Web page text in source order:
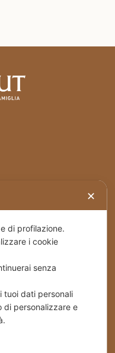
Passione di Famiglia
SS 576 Naro
✕
di profilazione.
i cookie
senza
tuoi dati personali
di personalizzare e